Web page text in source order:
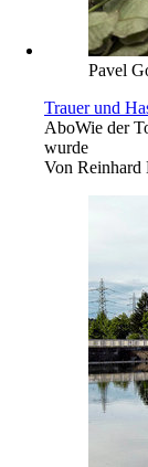
Pavel
Trauer und
AboWie der
wurde
Von Reinhard